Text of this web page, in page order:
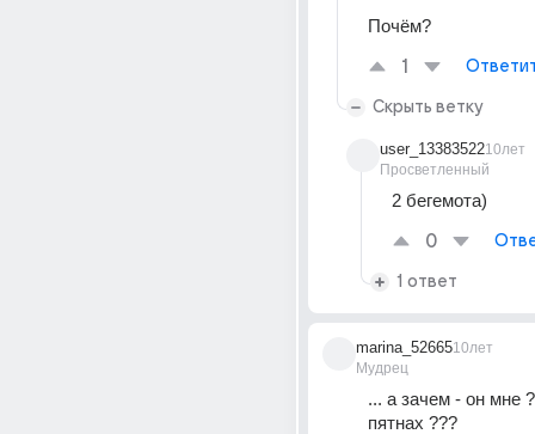
Почём?
1
Скрыть ветку
user_13383522
Просветленный
10лет
2 бегемота)
0
1 ответ
marina_52665
Мудрец
10лет
... а зачем - он мне
пятнах ???